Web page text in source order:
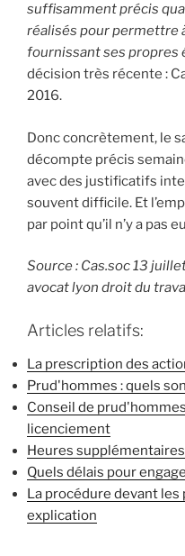
suffisamment précis
réalisés pour permettre
fournissant ses propres
décision très récente :
2016.
Donc concrètement, le
décompte précis
avec des justificatifs
souvent difficile. Et
par point qu’il n’y a pas
Source : Cas.soc 13
avocat lyon droit du
Articles relatifs:
La prescription des
Prud'hommes : quels
Conseil de
licenciement
Heures supplémentaires
Quels délais pour
La procédure devant
explication